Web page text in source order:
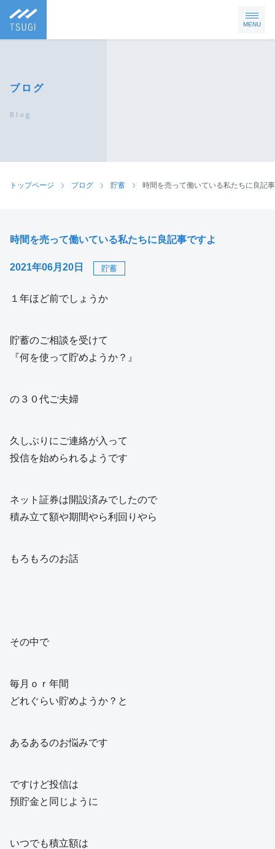
MENU
ブログ
Blog
トップページ ブログ 貯蓄 時間を売って働いている私たちに良記
時間を売って働いている私たちに良記事ですよ
2021年06月20日 貯蓄
１年ほど前でしょうか
貯蓄のご相談を受けて
『何を使って貯めようか？』
の３０代ご夫婦
久しぶりにご連絡が入って
投信を始められるようです
ネット証券は開設済みでしたので
積み立て額や期間やら利回りやら
もろもろのお話
その中で
毎月ｏｒ年間
どれぐらい貯めようか？と
あるあるのお悩みです
ですけど投信は
預貯金と同じように
いつでも積立額は